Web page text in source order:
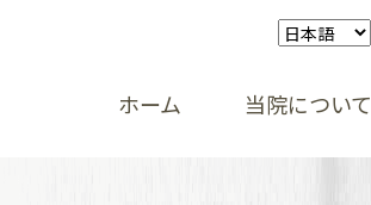
ホーム 当院について